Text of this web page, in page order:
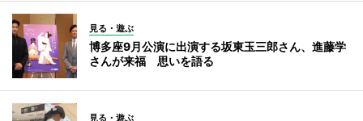
見る・遊ぶ
博多座9月公演に出演する坂東玉三郎さん、進藤学
さんが来福 思いを語る
見る・遊ぶ